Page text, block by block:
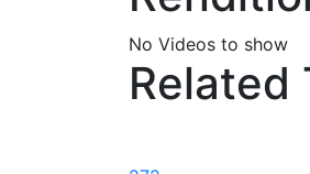
No Videos to show
Related